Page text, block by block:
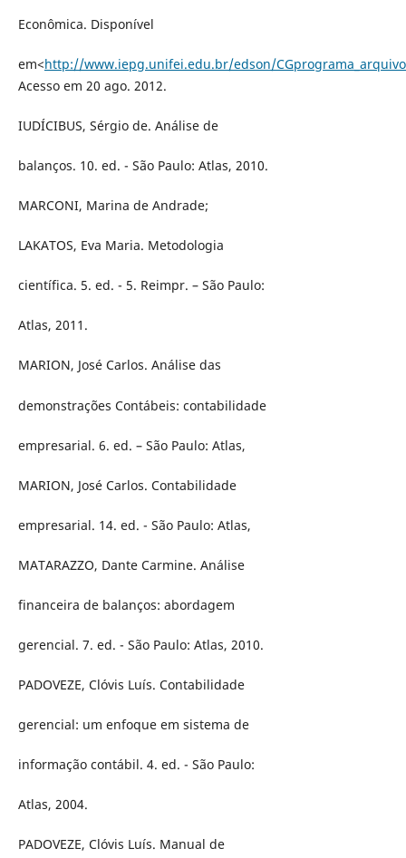
Econômica. Disponível
em<http://www.iepg.unifei.edu.br/edson/
Acesso em 20 ago. 2012.
IUDÍCIBUS, Sérgio de. Análise de
balanços. 10. ed. - São Paulo: Atlas, 2010.
MARCONI, Marina de Andrade;
LAKATOS, Eva Maria. Metodologia
científica. 5. ed. - 5. Reimpr. – São Paulo:
Atlas, 2011.
MARION, José Carlos. Análise das
demonstrações Contábeis: contabilidade
empresarial. 6. ed. – São Paulo: Atlas,
MARION, José Carlos. Contabilidade
empresarial. 14. ed. - São Paulo: Atlas,
MATARAZZO, Dante Carmine. Análise
financeira de balanços: abordagem
gerencial. 7. ed. - São Paulo: Atlas, 2010.
PADOVEZE, Clóvis Luís. Contabilidade
gerencial: um enfoque em sistema de
informação contábil. 4. ed. - São Paulo:
Atlas, 2004.
PADOVEZE, Clóvis Luís. Manual de